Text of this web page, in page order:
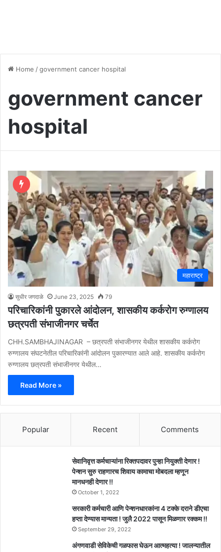
Home /government cancer hospital
government cancer
hospital
महाराष्ट्र
सुधीर जगदाळे June 23, 2025 79
परिचारिकांनी पुकारले आंदोलन, शासकीय कर्करोग रुग्णालय
छत्रपती संभाजीनगर चर्चेत
CHH.SAMBHAJINAGAR – छत्रपती संभाजीनगर येथील शासकीय कर्करोग
रुग्णालय संघटनेतील परिचारिकांनी आंदोलन पुकारण्यात आले आहे. शासकीय कर्करोग
रुग्णालय छत्रपती संभाजीनगर येथील…
Read More »
Popular Recent Comments
सेवानिवृत्त कर्मचाऱ्यांना रिक्तपदावर पुन्हा नियुक्ती देणार !
पेन्शन सुरु राहणारच शिवाय कामाचा मोबदला म्हणून
मानधनही देणार !!
October 1, 2022
सरकारी कर्मचारी आणि पेन्शनधारकांना 4 टक्के दराने डीएचा
हप्ता देण्यास मान्यता ! जुलै 2022 पासून मिळणार रक्कम !!
September 29, 2022
अंगणवाडी सेविकेची गळफास घेऊन आत्महत्या ! जालन्यातील